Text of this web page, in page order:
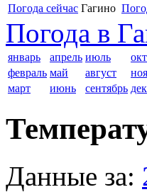
Погода сейчас Гагино
Погода в
январь апрель июль
февраль май август
март
июнь сентябрь
Данные за: